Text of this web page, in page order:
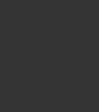
トップ